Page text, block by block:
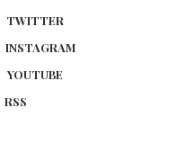
TWITTER
INSTAGRAM
YOUTUBE
RSS